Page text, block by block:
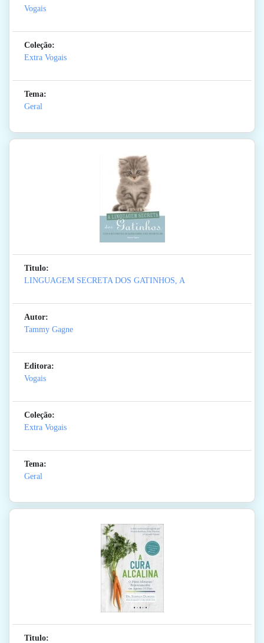
Vogais
Coleção:
Extra Vogais
Tema:
Geral
Titulo:
LINGUAGEM SECRETA DOS GATINHOS, A
Autor:
Tammy Gagne
Editora:
Vogais
Coleção:
Extra Vogais
Tema:
Geral
Titulo: